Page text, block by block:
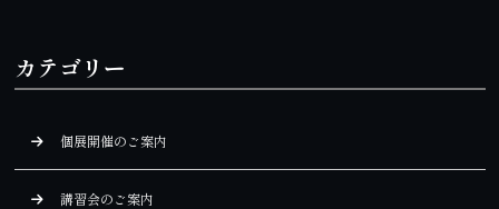
カテゴリー
個展開催のご案内
講習会のご案内